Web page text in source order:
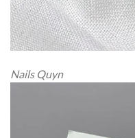
Nails Quyn